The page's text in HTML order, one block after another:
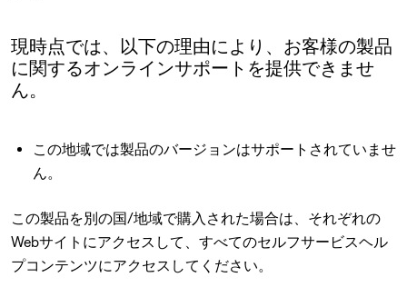
現時点では、以下の理由により、お客様の製品
に関するオンラインサポートを提供できませ
ん。
この地域では製品のバージョンはサポートされていませ
ん。
この製品を別の国/地域で購入された場合は、それぞれの
Webサイトにアクセスして、すべてのセルフサービスヘル
プコンテンツにアクセスしてください。